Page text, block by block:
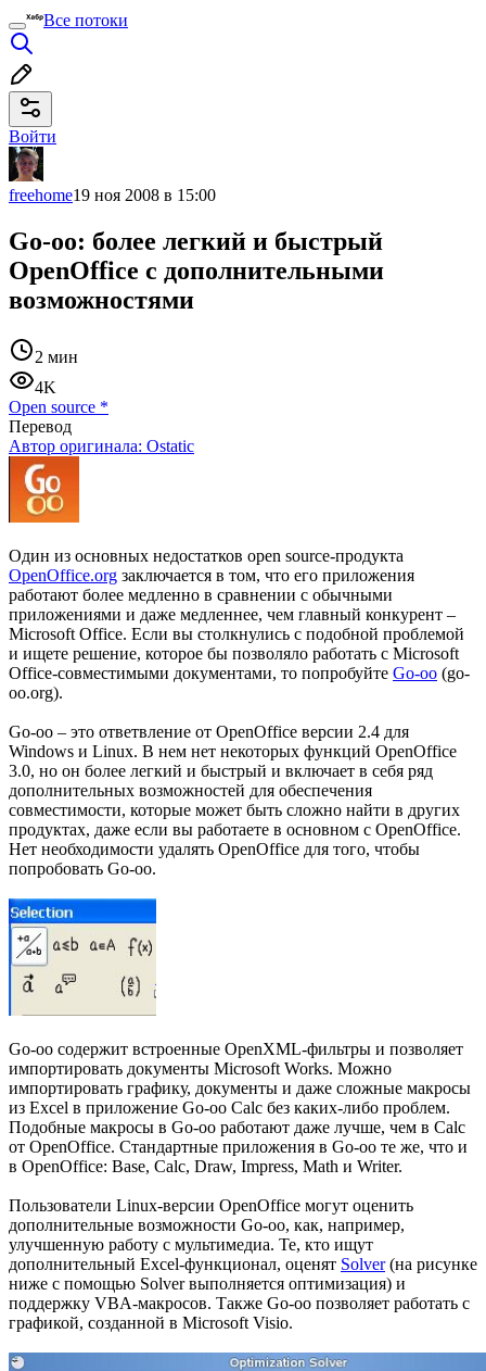
Все потоки
Войти
freehome19 ноя 2008 в 15:00
Go-oo: более легкий и быстрый
OpenOffice с дополнительными
возможностями
2 мин
4K
Open source *
Перевод
Автор оригинала: Ostatic
Один из основных недостатков open source-продукта
OpenOffice.org заключается в том, что его приложения
работают более медленно в сравнении с обычными
приложениями и даже медленнее, чем главный конкурент –
Microsoft Office. Если вы столкнулись с подобной проблемой
и ищете решение, которое бы позволяло работать с Microsoft
Office-совместимыми документами, то попробуйте Go-oo (go-
oo.org).
Go-oo – это ответвление от OpenOffice версии 2.4 для
Windows и Linux. В нем нет некоторых функций OpenOffice
3.0, но он более легкий и быстрый и включает в себя ряд
дополнительных возможностей для обеспечения
совместимости, которые может быть сложно найти в других
продуктах, даже если вы работаете в основном с OpenOffice.
Нет необходимости удалять OpenOffice для того, чтобы
попробовать Go-oo.
Go-oo содержит встроенные OpenXML-фильтры и позволяет
импортировать документы Microsoft Works. Можно
импортировать графику, документы и даже сложные макросы
из Excel в приложение Go-oo Calc без каких-либо проблем.
Подобные макросы в Go-oo работают даже лучше, чем в Calc
от OpenOffice. Стандартные приложения в Go-oo те же, что и
в OpenOffice: Base, Calc, Draw, Impress, Math и Writer.
Пользователи Linux-версии OpenOffice могут оценить
дополнительные возможности Go-oo, как, например,
улучшенную работу с мультимедиа. Те, кто ищут
дополнительный Excel-функционал, оценят Solver(на рисунке
ниже с помощью Solver выполняется оптимизация) и
поддержку VBA-макросов. Также Go-oo позволяет работать с
графикой, созданной в Microsoft Visio.